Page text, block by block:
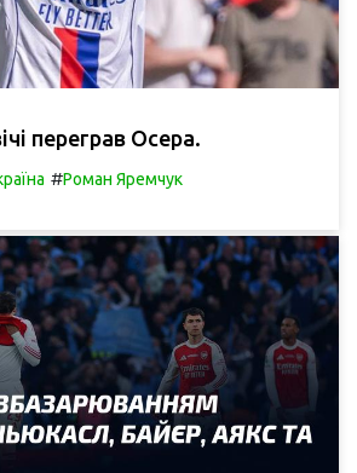
переграв Осера.
#Роман Яремчук